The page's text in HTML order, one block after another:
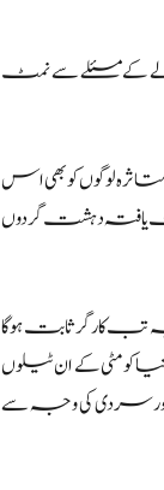
کے مسئلے سے نمٹ
لوگوں کو بھی اس
کے حمایت یافتہ دہشت گردوں
تب کارگر ثابت ہو گا
کو مٹی کے ان ٹیلوں
اور سردی کی وجہ سے